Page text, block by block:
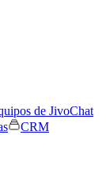
de JivoChat
CRM